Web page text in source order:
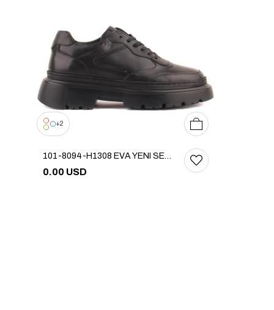
2
101-8094-H1308 EVA YENI SEZON AYK
0.00 USD
394041 42